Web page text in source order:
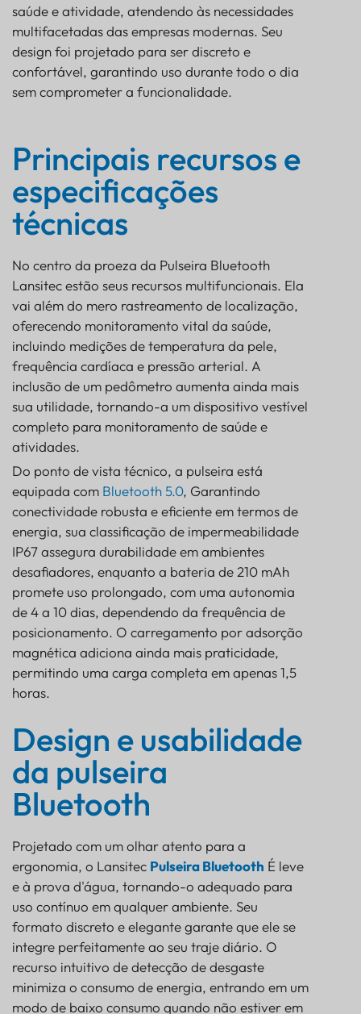
saúde e atividade, atendendo às necessidades
multifacetadas das empresas modernas. Seu
design foi projetado para ser discreto e
confortável, garantindo uso durante todo o dia
sem comprometer a funcionalidade.
Principais recursos e
especificações
técnicas
No centro da proeza da Pulseira Bluetooth
Lansitec estão seus recursos multifuncionais. Ela
vai além do mero rastreamento de localização,
oferecendo monitoramento vital da saúde,
incluindo medições de temperatura da pele,
frequência cardíaca e pressão arterial. A
inclusão de um pedômetro aumenta ainda mais
sua utilidade, tornando-a um dispositivo vestível
completo para monitoramento de saúde e
atividades.
Do ponto de vista técnico, a pulseira está
equipada com Bluetooth 5.0, Garantindo
conectividade robusta e eficiente em termos de
energia, sua classificação de impermeabilidade
IP67 assegura durabilidade em ambientes
desafiadores, enquanto a bateria de 210 mAh
promete uso prolongado, com uma autonomia
de 4 a 10 dias, dependendo da frequência de
posicionamento. O carregamento por adsorção
magnética adiciona ainda mais praticidade,
permitindo uma carga completa em apenas 1,5
horas.
Design e usabilidade
da pulseira
Bluetooth
Projetado com um olhar atento para a
ergonomia, o Lansitec Pulseira Bluetooth É leve
e à prova d'água, tornando-o adequado para
uso contínuo em qualquer ambiente. Seu
formato discreto e elegante garante que ele se
integre perfeitamente ao seu traje diário. O
recurso intuitivo de detecção de desgaste
minimiza o consumo de energia, entrando em um
modo de baixo consumo quando não estiver em